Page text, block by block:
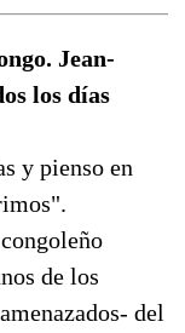
Jean-
los días
y pienso en
de los
del